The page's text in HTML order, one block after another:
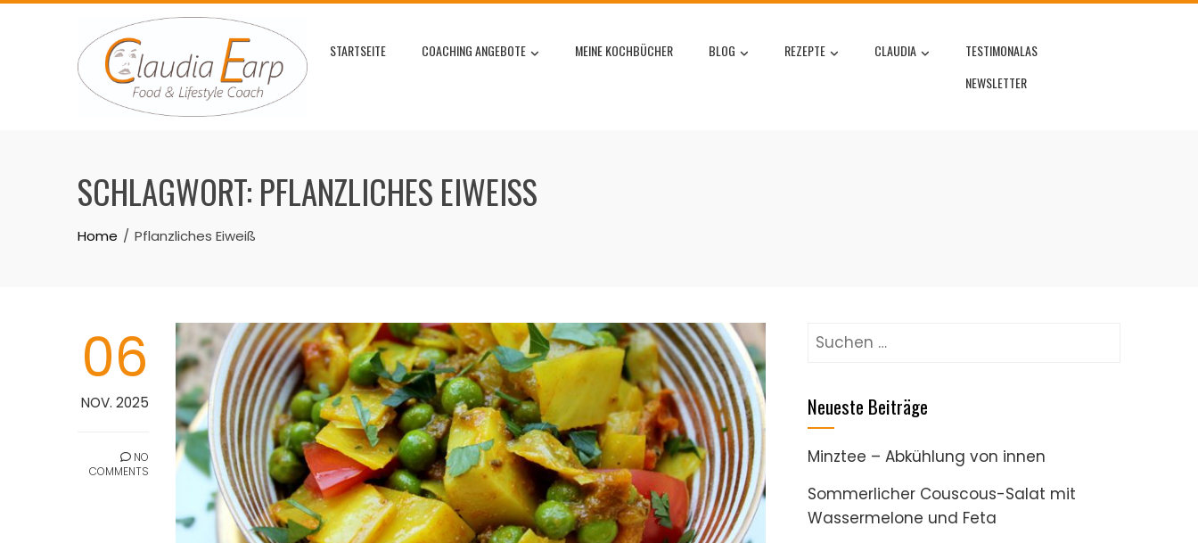
Skip
STARTSEITE COACHING ANGEBOTE MEINE KOCHBÜCHER BLOG REZEPTE CLAUDIA
TESTIMONALAS
NEWSLETTER
SCHLAGWORT: PFLANZLICHES EIWEISS
Home Pflanzliches Eiweiß
06
NOV. 2025
NO
COMMENTS
Suchen
Neueste Beiträge
Minztee – Abkühlung von innen
Sommerlicher Couscous-Salat mit
Wassermelone und Feta